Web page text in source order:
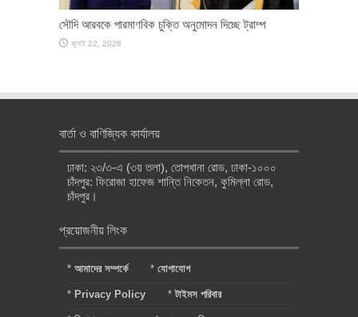
সৌদি আরবকে পারমাণবিক চুক্তি অনুমোদন দিচ্ছে ট্রাম্প
জুলাই 22, 2026
বার্তা ও বাণিজ্যিক কার্যালয়
ঢাকা: ২৩/৩-এ (৩য় তলা), তোপখানা রোড, ঢাকা-১০০০
চাঁদপুর: ফিরোজা হাফেজ শান্তি নিকেতন, কুমিল্লা রোড,
চাঁদপুর।
প্রয়োজনীয় লিংক
* আমাদের সম্পর্কে * যোগাযোগ
* Privacy Policy *টাইমস পরিবার